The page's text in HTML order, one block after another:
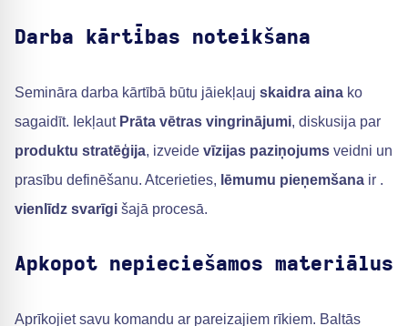
Darba kārtības noteikšana
Semināra darba kārtībā būtu jāiekļauj skaidra aina ko
sagaidīt. Iekļaut Prāta vētras vingrinājumi, diskusija par
produktu stratēģija, izveide vīzijas paziņojums veidni un
prasību definēšanu. Atcerieties, lēmumu pieņemšana ir .
vienlīdz svarīgi šajā procesā.
Apkopot nepieciešamos materiālus
Aprīkojiet savu komandu ar pareizajiem rīkiem. Baltās